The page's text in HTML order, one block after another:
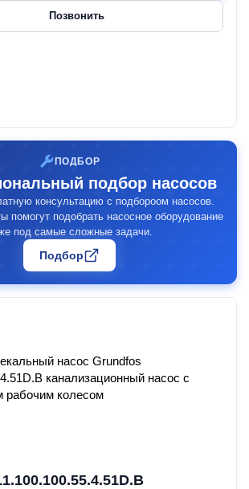
Позвонить
ПОДБОР
подбор насосов
консультацию с подбороом насосов.
помогут подобрать насосное оборудование
под самые сложные задачи.
Подбор